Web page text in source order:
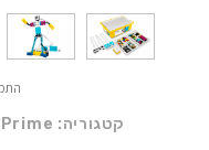
קטגוריה: Prime